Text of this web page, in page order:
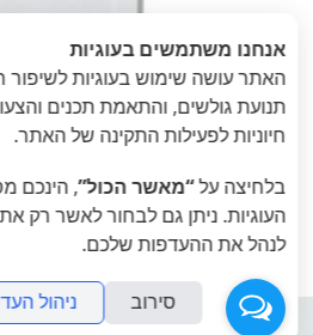
אנחנו משתמשים בעוגיות
האתר עושה שימוש בעוגיות לשיפור
תנועת גולשים, והתאמת תכנים
חיוניות לפעילות התקינה של האתר.
בלחיצה על“מאשר הכול”, הינכם
העוגיות. ניתן גם לבחור לאשר רק את
לנהל את ההעדפות שלכם.
סירוב ניהול